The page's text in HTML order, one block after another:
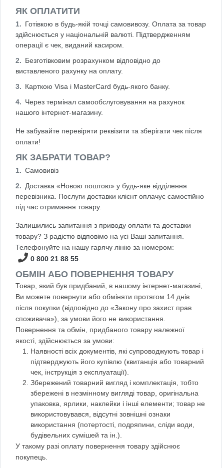
ЯК ОПЛАТИТИ
Готівкою в будь-якій точці самовивозу. Оплата за товар
здійснюється у національній валюті. Підтвердженням
операції є чек, виданий касиром.
Безготівковим розрахунком відповідно до
виставленого рахунку на оплату.
Карткою Visa і MasterCard будь-якого банку.
Через термінал самообслуговування на рахунок
нашого інтернет-магазину.
Не забувайте перевіряти реквізити та зберігати чек після
оплати!
ЯК ЗАБРАТИ ТОВАР?
Самовивіз
Доставка «Новою поштою» у будь-яке відділення
перевізника. Послуги доставки клієнт оплачує самостійно
під час отримання товару.
Залишились запитання з приводу оплати та доставки
товару? З радістю відповімо на усі Ваші запитання.
Телефонуйте на нашу гарячу лінію за номером:
0 800 21 88 55
ОБМІН АБО ПОВЕРНЕННЯ ТОВАРУ
Товар, який був придбаний, в нашому інтернет-магазині,
Ви можете повернути або обміняти протягом 14 днів
після покупки (відповідно до «Закону про захист прав
споживача»), за умови його не використання.
Повернення та обмін, придбаного товару належної
якості, здійснюється за умови:
Наявності всіх документів, які супроводжують товар і
підтверджують його купівлю (квитанція або товарний
чек, інструкція з експлуатації).
Збережений товарний вигляд і комплектація, тобто
збережені в незмінному вигляді товар, оригінальна
упаковка, ярлики, наклейки і інші елементи; товар не
використовувався, відсутні зовнішні ознаки
використання (потертості, подряпини, сліди води,
будівельних сумішей та ін.).
У такому разі оплату повернення товару здійснює
покупець.